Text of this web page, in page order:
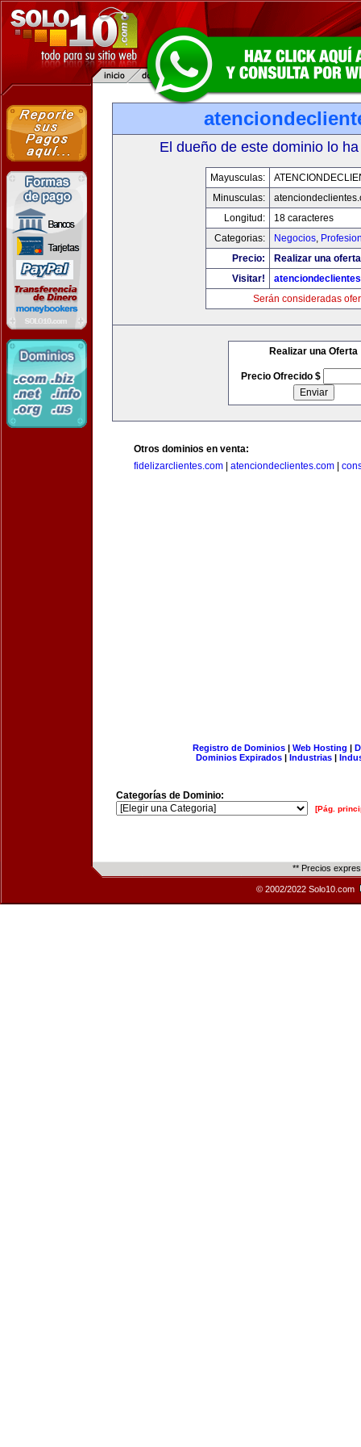
El dueño de este dominio lo
Mayusculas:
Minusculas:
Longitud:
18 caracteres
Categorias:
Negocios,
Precio:
Realizar una
Visitar!
Serán consideradas
Realizar una Oferta
Precio Ofrecido $
Otros dominios en venta:
fidelizarclientes.com
atenciondeclientes.com
Registro de Dominios| Web Hosting |
Dominios Expirados | Industrias |
Categorías de Dominio:
[Pág.
** Precios
© 2002/2022 Solo10.com